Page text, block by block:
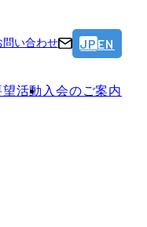
問い合わせ JP EN
望活動 入会のご案内